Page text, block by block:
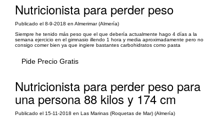
Nutricionista para perder peso
Publicado el 8-9-2018 en Almerimar (Almería)
Siempre he tenido más peso que el que debería actualmente hago 4 días a la
semana ejercicio en el gimnasio illendo 1 hora y media aproximadamente pero no
consigo comer bien ya que ingiere bastantes carbohidratos como pasta
Pide Precio Gratis
Nutricionista para perder peso para
una persona 88 kilos y 174 cm
Publicado el 15-11-2018 en Las Marinas (Roquetas de Mar) (Almería)